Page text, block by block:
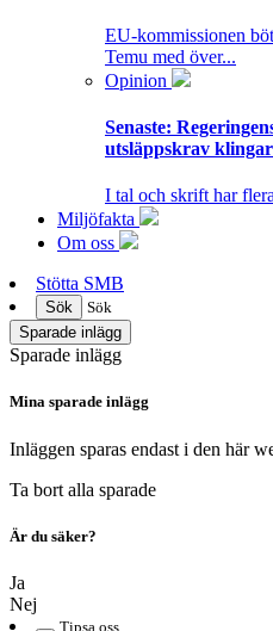
EU-kommissionen
Temu med över...
Opinion
Senaste:
utsläppskrav
I tal och skrift har
Miljöfakta
Om oss
Stötta SMB
Sök
Sök
Sparade inlägg
Sparade inlägg
Mina sparade inlägg
Inläggen sparas endast i den här
Ta bort alla sparade
Är du säker?
Ja
Nej
Tipsa oss